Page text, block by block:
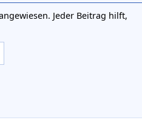
Jeder Beitrag hilft,